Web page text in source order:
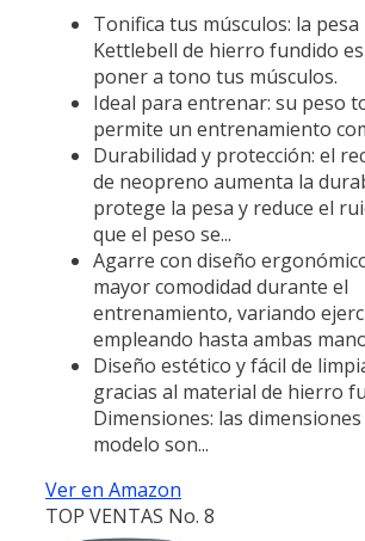
Tonifica tus músculos: la pesa
Kettlebell de hierro fundido
poner a tono tus músculos.
Ideal para entrenar: su peso
permite un entrenamiento
Durabilidad y protección: el
de neopreno aumenta la
protege la pesa y reduce el
que el peso se...
Agarre con diseño
mayor comodidad durante el
entrenamiento, variando
empleando hasta ambas
Diseño estético y fácil de
gracias al material de hierro
Dimensiones: las
modelo son...
Ver en Amazon
TOP VENTAS No. 8